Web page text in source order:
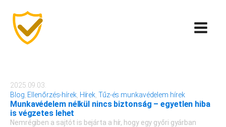
2025.09.03.
Blog Ellenőrzés-hírek, Hírek Tűz-és munkavédelem hírek
Munkavédelem nélkül nincs biztonság – egyetlen hiba
is végzetes lehet
Nemrégiben a sajtót is bejárta a hír, hogy egy győri gyárban